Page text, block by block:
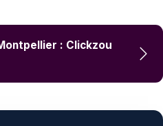
: Clickzou